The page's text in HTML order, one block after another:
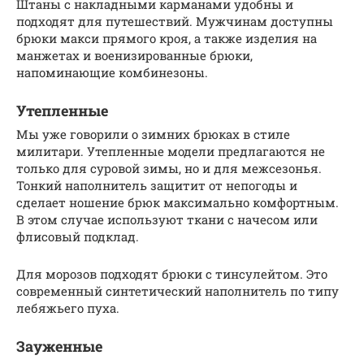
Штаны с накладными карманами удобны и
подходят для путешествий. Мужчинам доступны
брюки макси прямого кроя, а также изделия на
манжетах и военизированные брюки,
напоминающие комбинезоны.
Утепленные
Мы уже говорили о зимних брюках в стиле
милитари. Утепленные модели предлагаются не
только для суровой зимы, но и для межсезонья.
Тонкий наполнитель защитит от непогоды и
сделает ношение брюк максимально комфортным.
В этом случае используют ткани с начесом или
флисовый подклад.
Для морозов подходят брюки с тинсулейтом. Это
современный синтетический наполнитель по типу
лебяжьего пуха.
Зауженные